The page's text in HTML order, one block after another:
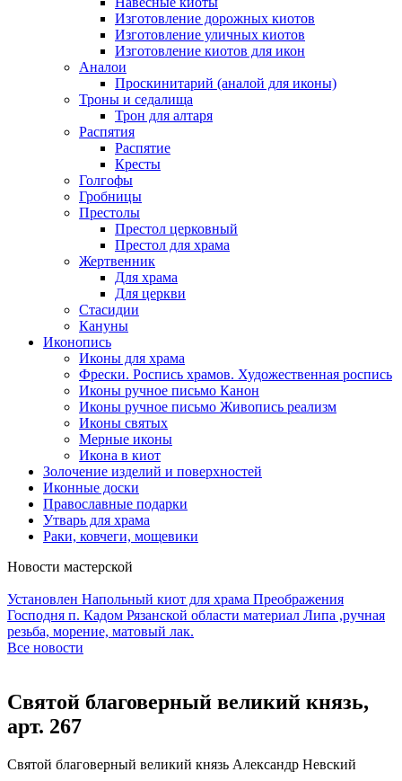
Изготовление дорожных киотов
Изготовление уличных киотов
Изготовление киотов для икон
Аналои
Проскинитарий (аналой для иконы)
Троны и седалища
Трон для алтаря
Распятия
Распятие
Кресты
Голгофы
Гробницы
Престолы
Престол церковный
Престол для храма
Жертвенник
Для храма
Для церкви
Стасидии
Кануны
Иконопись
Иконы для храма
Фрески. Роспись храмов. Художественная роспись
Иконы ручное письмо Канон
Иконы ручное письмо Живопись реализм
Иконы святых
Мерные иконы
Икона в киот
Золочение изделий и поверхностей
Иконные доски
Православные подарки
Утварь для храма
Раки, ковчеги, мощевики
Новости мастерской
Установлен Напольный киот для храма Преображения
Господня п. Кадом Рязанской области материал Липа ,ручная
резьба, морение, матовый лак.
Все новости
Святой благоверный великий князь,
арт. 267
Святой благоверный великий князь Александр Невский